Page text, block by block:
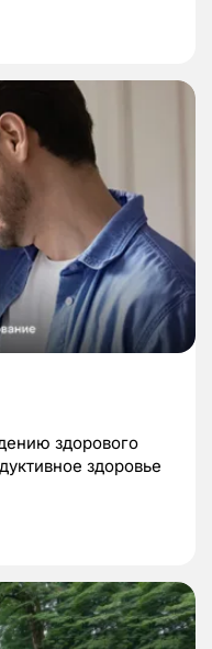
здорового
здоровье